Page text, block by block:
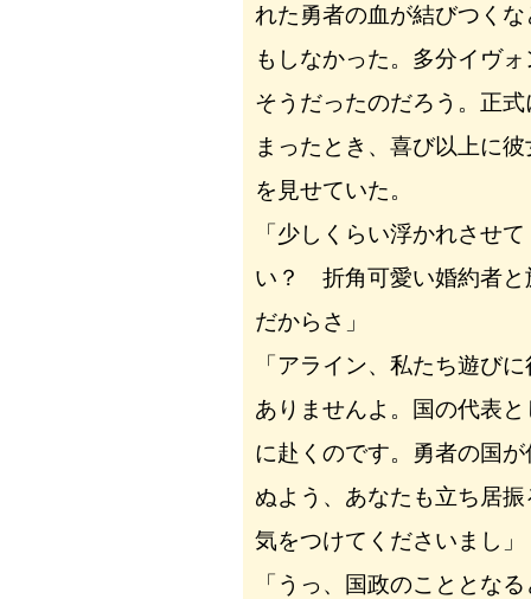
れた勇者の血が結びつく
もしなかった。多分イヴ
そうだったのだろう。正
まったとき、喜び以上に
を見せていた。
「少しくらい浮かれさせ
い？ 折角可愛い婚約者と
だからさ」
「アライン、私たち遊び
ありませんよ。国の代表
に赴くのです。勇者の国
ぬよう、あなたも立ち居
気をつけてくださいまし」
「うっ、国政のこととな